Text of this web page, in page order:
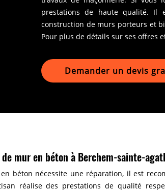
prestations de haute qualité. Il
construction de murs porteurs et
Pour plus de détails sur ses offres
Demander un devis
mur en béton à Berchem-sainte-
béton nécessite une réparation, il est
réalise des prestations de qualité